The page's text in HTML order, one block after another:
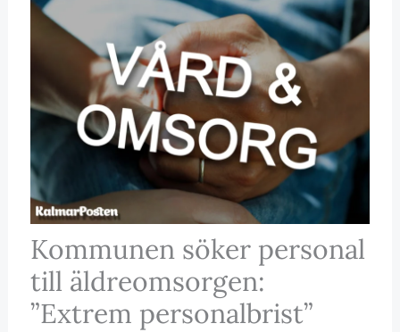
Kommunen söker personal
till äldreomsorgen:
”Extrem personalbrist”